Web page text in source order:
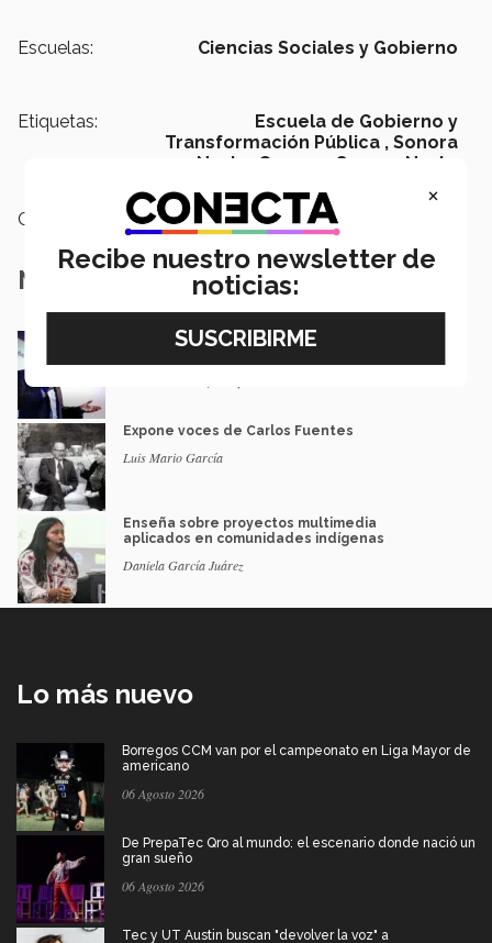
Escuelas: Ciencias Sociales y Gobierno
Etiquetas:
Escuela de Gobierno y
Transformación Pública , Sonora
Norte,
Campus Sonora Norte
Categoría:
Notas Relacionadas
Formemos jóvenes que aprendan a pensar,
Expone voces de Carlos Fuentes
Luis Mario García
Enseña sobre proyectos multimedia
aplicados en comunidades indígenas
Daniela García Juárez
Lo más nuevo
Borregos CCM van por el campeonato en Liga Mayor de
americano
06 Agosto 2026
De PrepaTec Qro al mundo: el escenario donde nació un
gran sueño
06 Agosto 2026
Tec y UT Austin buscan "devolver la voz" a
×
Recibe nuestro newsletter de
noticias: